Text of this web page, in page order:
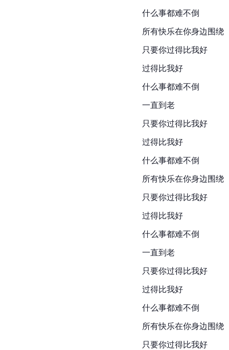
什么事都难不倒
所有快乐在你身边围绕
只要你过得比我好
过得比我好
什么事都难不倒
一直到老
只要你过得比我好
过得比我好
什么事都难不倒
所有快乐在你身边围绕
只要你过得比我好
过得比我好
什么事都难不倒
一直到老
只要你过得比我好
过得比我好
什么事都难不倒
所有快乐在你身边围绕
只要你过得比我好